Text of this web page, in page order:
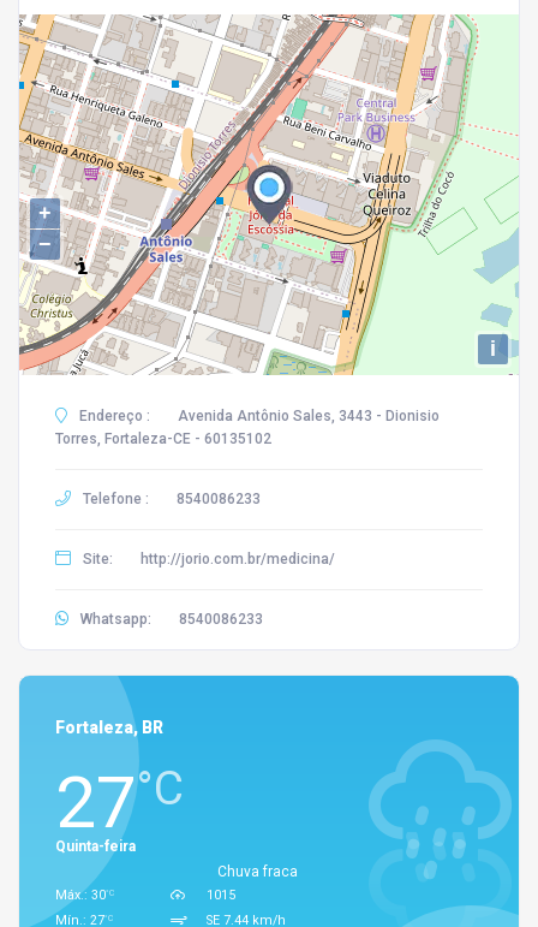
+
−
i
Endereço :
Avenida Antônio Sales, 3443 - Dionisio
Torres, Fortaleza-CE - 60135102
Telefone : 8540086233
Site: http://jorio.com.br/medicina/
Whatsapp: 8540086233
Fortaleza, BR
27°C
Chuva fraca
Quinta-feira
Máx.: 30°C
Mín.: 27°C
1015
SE 7.44 km/h